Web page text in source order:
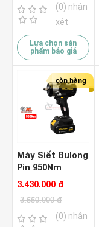
Pin & Sạc )(0) nhận
xét
Lựa chọn sản
phẩm báo giá
còn hàng
Máy Siết Bulong
Pin 950Nm
Amaxtools
Chưa Pin & Sạc
)
3.430.000 đ
3.550.000 đ
(0) nhận